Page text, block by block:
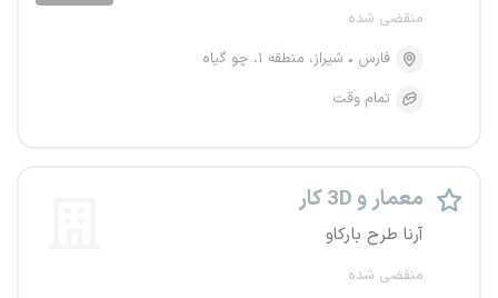
منقضی شده
فارس
شیراز، منطقه ۱، چو گیاه
تمام وقت
معمار و 3D کار
آرنا طرح بارکاو
منقضی شده